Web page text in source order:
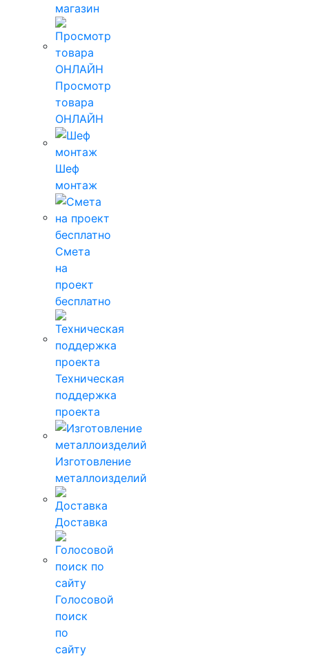
магазин
Просмотр
товара
ОНЛАЙН
Шеф
монтаж
Смета
на
проект
бесплатно
Техническая
поддержка
проекта
Изготовление
металлоизделий
Доставка
Голосовой
поиск
по
сайту